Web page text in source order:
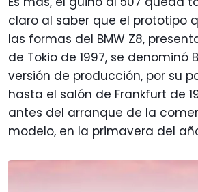
claro al saber que el prototipo
las formas del BMW Z8,
de Tokio de 1997, se denominó
versión de producción, por su
hasta el salón de Frankfurt de
antes del arranque de la
modelo, en la primavera del